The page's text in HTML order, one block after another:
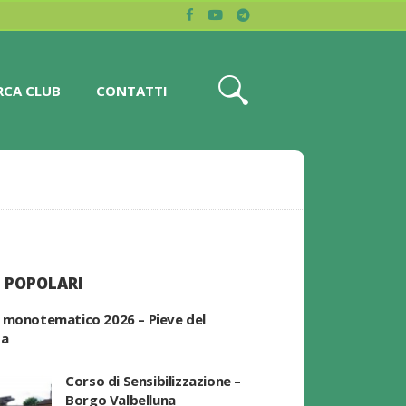
CLUB CONTATTI
POPOLARI
2026 – Pieve del
Corso di Sensibilizzazione –
Borgo Valbelluna